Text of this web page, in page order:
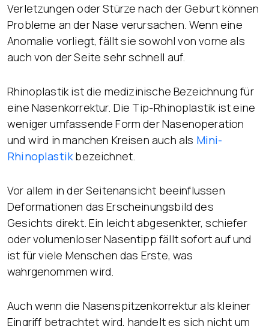
Verletzungen oder Stürze nach der Geburt können
Probleme an der Nase verursachen. Wenn eine
Anomalie vorliegt, fällt sie sowohl von vorne als
auch von der Seite sehr schnell auf.
Rhinoplastik ist die medizinische Bezeichnung für
eine Nasenkorrektur. Die Tip-Rhinoplastik ist eine
weniger umfassende Form der Nasenoperation
und wird in manchen Kreisen auch als Mini-
Rhinoplastik bezeichnet.
Vor allem in der Seitenansicht beeinflussen
Deformationen das Erscheinungsbild des
Gesichts direkt. Ein leicht abgesenkter, schiefer
oder volumenloser Nasentipp fällt sofort auf und
ist für viele Menschen das Erste, was
wahrgenommen wird.
Auch wenn die Nasenspitzenkorrektur als kleiner
Eingriff betrachtet wird, handelt es sich nicht um